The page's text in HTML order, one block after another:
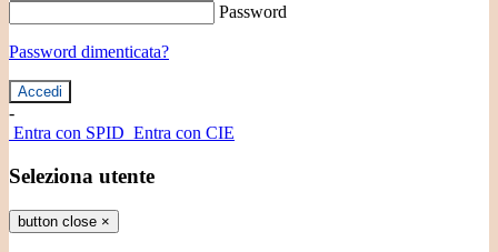
Password
Password dimenticata?
-
Entra con SPID Entra con CIE
Seleziona utente
button close ×